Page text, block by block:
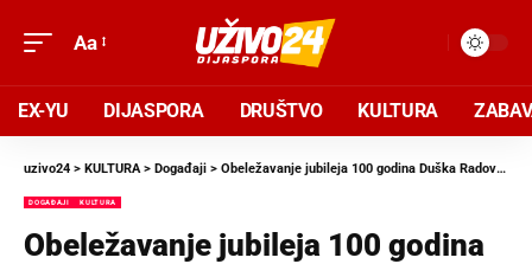
Aa
EX-YU DIJASPORA DRUŠTVO KULTURA
uzivo24 > KULTURA> Događaji > Obeležavanje jubileja 100 godina Duška Radovića
DOGAĐAJI KULTURA
Obeležavanje jubileja 100 godina